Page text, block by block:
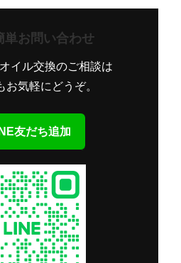
単お問い合わせ
イル交換のご相談は
お気軽にどうぞ。
友だち追加